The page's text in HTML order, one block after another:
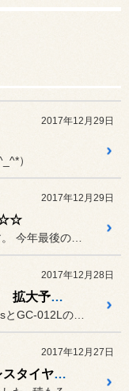
2017年12月29日
）
2017年12月29日
☆☆
2017年12月28日
☆ プロドライブコーナー 拡大予定でっす ☆
2017年12月27日
オイル交換 ＆ スタッドレスタイヤ交換